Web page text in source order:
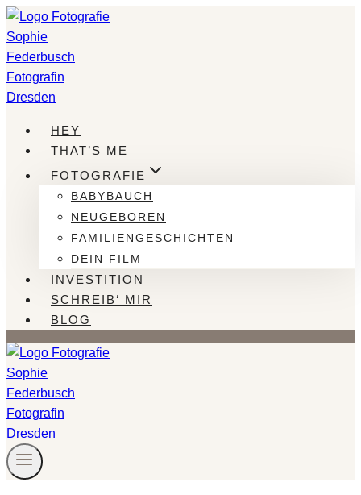
Zum
Inhalt
springen
HEY
THAT’S ME
FOTOGRAFIE
BABYBAUCH
NEUGEBOREN
FAMILIENGESCHICHTEN
DEIN FILM
INVESTITION
SCHREIB‘ MIR
BLOG